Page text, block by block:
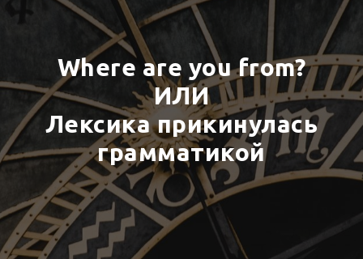
Where are you from?
ИЛИ
Лексика прикинулась
грамматикой